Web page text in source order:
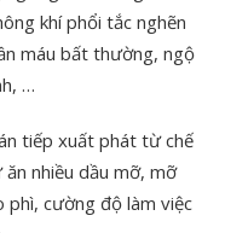
khí phổi tắc nghẽn
máu bất thường, ngộ
…
tiếp xuất phát từ chế
nhiều dầu mỡ, mỡ
cường độ làm việc